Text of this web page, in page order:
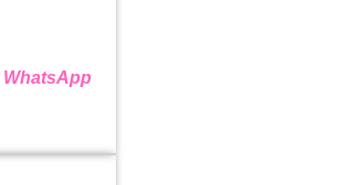
WhatsApp